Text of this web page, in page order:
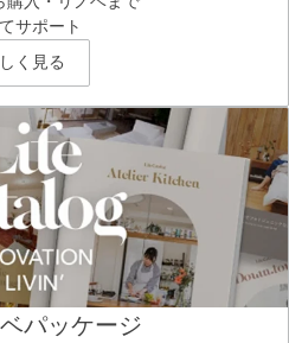
サポート
く見る
パッケージ